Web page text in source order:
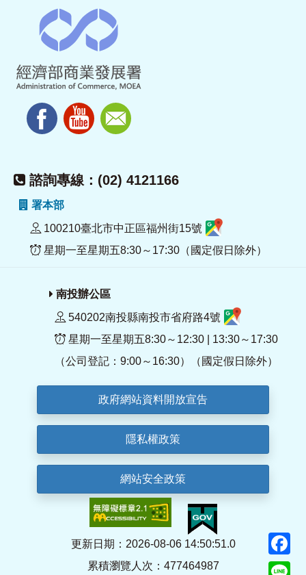
諮詢專線：(02) 4121166
署本部
100210臺北市中正區福州街15號
星期一至星期五8:30～17:30（國定假日除外）
南投辦公區
540202南投縣南投市省府路4號
星期一至星期五8:30～12:30 | 13:30～17:30
（公司登記：9:00～16:30）（國定假日除外）
政府網站資料開放宣告
隱私權政策
網站安全政策
更新日期：2026-08-06 14:50:51.0
累積瀏覽人次：477464987